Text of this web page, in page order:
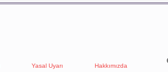
Yasal Uyarı Hakkımızda